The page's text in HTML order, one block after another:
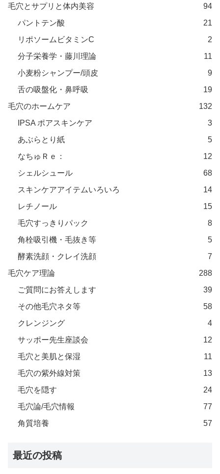
毛穴とサプリと体内美容
94
パントテン酸
21
リポソームビタミンC
2
分子栄養学・藤川理論
11
小麦粉シャンプー/頭皮
9
舌の吸盤化・鼻呼吸
19
毛穴のホームケア
132
IPSA ポアスキンケア
3
あぶらとり紙
5
なちゅＲｅ：
12
シェルシュール
68
スキンケアアイテムいろいろ
14
レチノール
15
毛穴すっきりパック
8
角栓吸引機・毛抜き等
5
酵素洗顔・クレイ洗顔
7
毛穴ケア理論
288
ご質問にお答えします
39
その他毛穴ネタ等
58
クレンジング
4
サッポー先生座談会
12
毛穴と美肌と保湿
11
毛穴の紫外線対策
13
毛穴を隠す
24
毛穴論/毛穴情報
77
角質培養
57
最近の投稿